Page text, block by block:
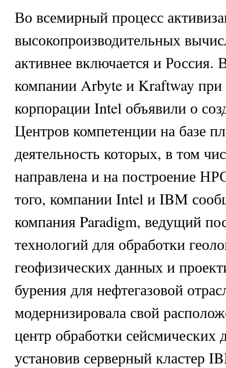
Во всемирный процесс
высокопроизводительных
активнее включается и Россия.
компании Arbyte и Kraftway при
корпорации Intel объявили о
Центров компетенции на базе
деятельность которых, в том
направлена и на построение
того, компании Intel и IBM
компания Paradigm, ведущий
технологий для обработки
геофизических данных и
бурения для нефтегазовой
модернизировала свой
центр обработки сейсмических
установив серверный кластер